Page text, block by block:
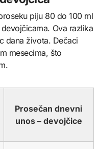
piju 80 do 100 ml
Ova razlika
dana života. Dečaci
mesecima, što
Prosečan dnevni
unos – devojčice